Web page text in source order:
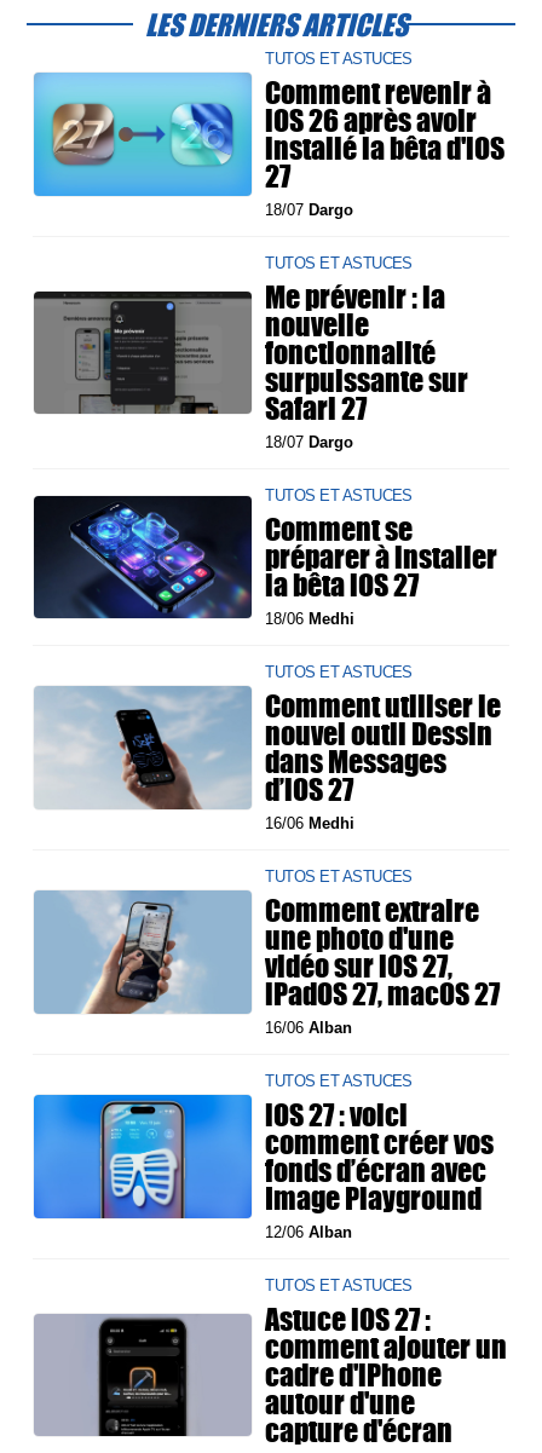
LES DERNIERS ARTICLES
TUTOS ET ASTUCES
Comment revenir à
iOS 26 après avoir
installé la bêta d'iOS
27
18/07 Dargo
TUTOS ET ASTUCES
Me prévenir : la
nouvelle
fonctionnalité
surpuissante sur
Safari 27
18/07 Dargo
TUTOS ET ASTUCES
Comment se
préparer à installer
la bêta iOS 27
18/06 Medhi
TUTOS ET ASTUCES
Comment utiliser le
nouvel outil Dessin
dans Messages
d’iOS 27
16/06 Medhi
TUTOS ET ASTUCES
Comment extraire
une photo d'une
vidéo sur iOS 27,
iPadOS 27, macOS 27
16/06Alban
TUTOS ET ASTUCES
iOS 27 : voici
comment créer vos
fonds d’écran avec
Image Playground
12/06Alban
TUTOS ET ASTUCES
Astuce iOS 27 :
comment ajouter un
cadre d'iPhone
autour d'une
capture d'écran